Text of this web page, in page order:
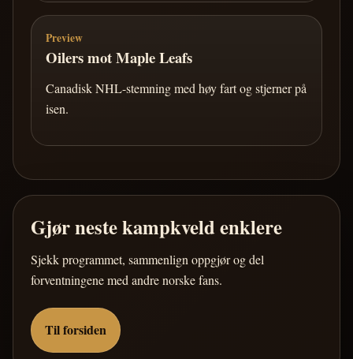
Preview
Oilers mot Maple Leafs
Canadisk NHL-stemning med høy fart og stjerner på
isen.
Gjør neste kampkveld enklere
Sjekk programmet, sammenlign oppgjør og del
forventningene med andre norske fans.
Til forsiden